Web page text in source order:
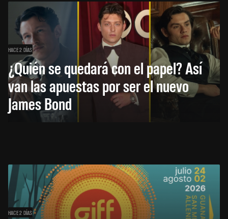
HACE 2 DÍAS
¿Quién se quedará con el papel? Así
van las apuestas por ser el nuevo
James Bond
HACE 2 DÍAS